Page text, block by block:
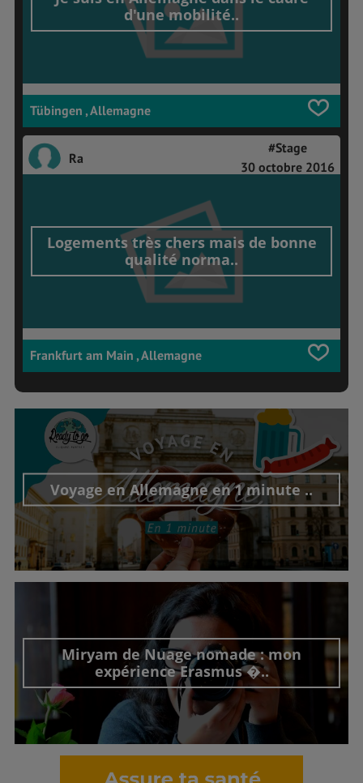
d'une mobilité..
Tübingen , Allemagne
Ra
#Stage
30 octobre 2016
Logements très chers mais de bonne
qualité norma..
Frankfurt am Main , Allemagne
Voyage en Allemagne en 1 minute ..
Découvrir cet interview
Miryam de Nuage nomade : mon
expérience Erasmus �..